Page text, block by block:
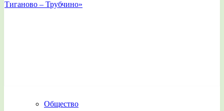
Общество